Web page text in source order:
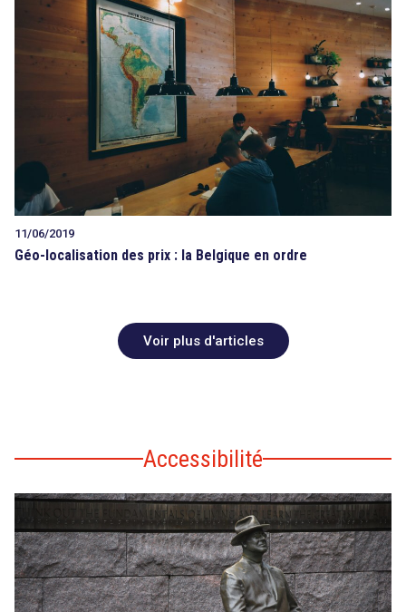
11/06/2019
Géo-localisation des prix : la Belgique en ordre
Voir plus d'articles
Accessibilité